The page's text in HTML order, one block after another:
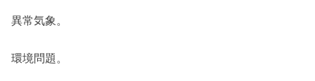
異常気象。
環境問題。